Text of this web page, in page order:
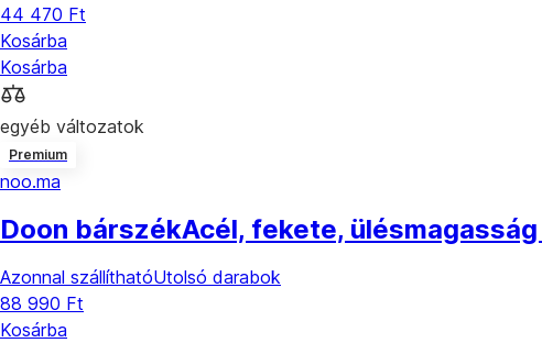
44 470 Ft
Kosárba
Kosárba
egyéb változatok
Premium
noo.ma
Doon bárszékAcél, fekete,
Azonnal szállíthatóUtolsó darabok
88 990 Ft
Kosárba